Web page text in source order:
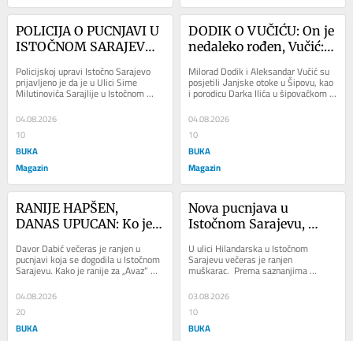
POLICIJA O PUCNJAVI U
ISTOČNOM SARAJEVU:
grad
Policijskoj upravi Istočno Sarajevo
prijavljeno je da je u Ulici Sime
Milutinovića Sarajlije u Istočnom
Novom Sarajevu došlo do upotrebe
vatrenog...
04.08.2026
10
BUKA
Magazin
DODIK O VUČIĆU: On je
nedaleko rođen, Vučić:
Milorad Dodik i Aleksandar Vučić su
posjetili Јanjske otoke u Šipovu, kao
i porodicu Darka Ilića u šipovačkom
selu Vodice. Dodik se zahvalio...
04.08.2026
10
BUKA
Magazin
RANIJE HAPŠEN,
DANAS UPUCAN: Ko je
Davor Dabić večeras je ranjen u
pucnjavi koja se dogodila u Istočnom
Sarajevu. Kako je ranije za „Avaz“
potvrđeno iz MUP-a RS, došlo je do...
04.08.2026
20
BUKA
Nova pucnjava u
Istočnom Sarajevu,
U ulici Hilandarska u Istočnom
Sarajevu večeras je ranjen
muškarac.  Prema saznanjima
portala „Avaza“, upucan je Davor
Dabić, koji se...
03.08.2026
10
BUKA